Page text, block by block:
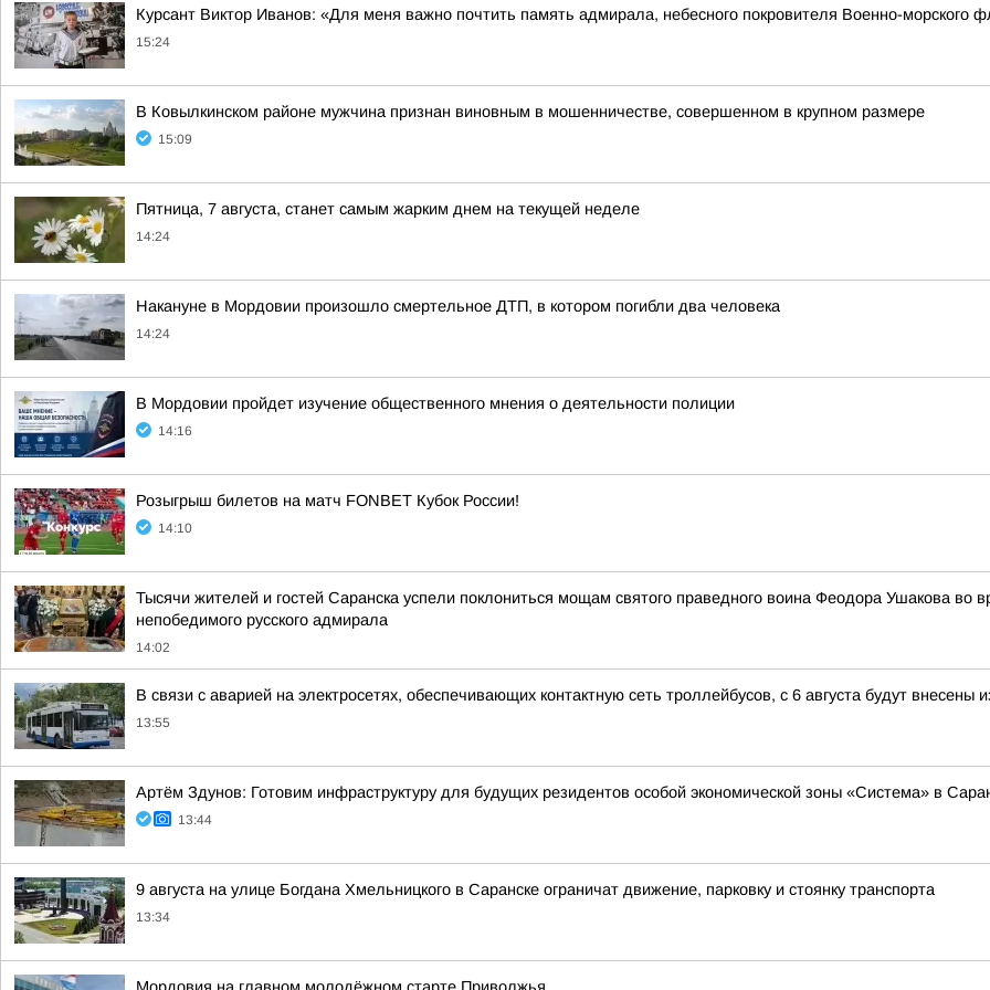
Курсант Виктор Иванов: «Для меня важно почтить память адмирала, небесного покровителя Военно-морского
15:24
В Ковылкинском районе мужчина признан виновным в мошенничестве, совершенном в крупном размере
15:09
Пятница, 7 августа, станет самым жарким днем на текущей неделе
14:24
Накануне в Мордовии произошло смертельное ДТП, в котором погибли два человека
14:24
В Мордовии пройдет изучение общественного мнения о деятельности полиции
14:16
Розыгрыш билетов на матч FONBET Кубок России!
14:10
Тысячи жителей и гостей Саранска успели поклониться мощам святого праведного воина Феодора Ушакова во
непобедимого русского адмирала
14:02
В связи с аварией на электросетях, обеспечивающих контактную сеть троллейбусов, с 6 августа будут
13:55
Артём Здунов: Готовим инфраструктуру для будущих резидентов особой экономической зоны «Система» в
13:44
9 августа на улице Богдана Хмельницкого в Саранске ограничат движение, парковку и стоянку транспорта
13:34